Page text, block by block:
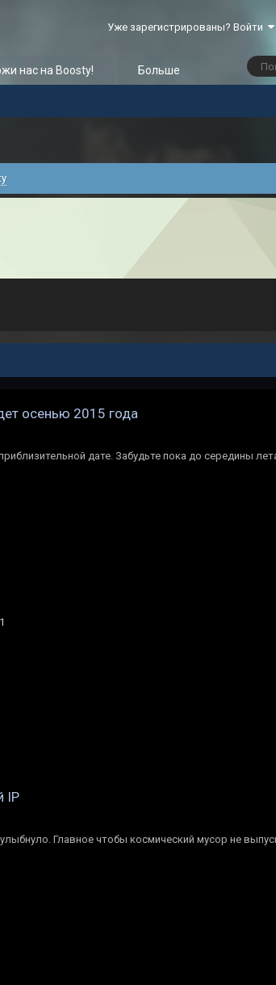
Уже зарегистрированы? Войти
нас на Boosty! Больше
осенью 2015 года
дате. Забудьте пока до середины
1
IP
Главное чтобы космический мусор не